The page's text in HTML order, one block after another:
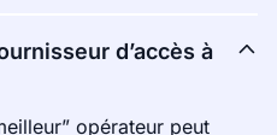
d’accès à
opérateur peut